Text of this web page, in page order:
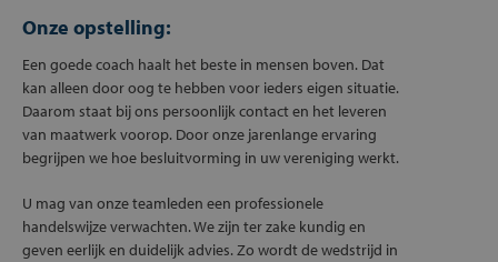
Onze opstelling:
Een goede coach haalt het beste in mensen boven. Dat
kan alleen door oog te hebben voor ieders eigen situatie.
Daarom staat bij ons persoonlijk contact en het leveren
van maatwerk voorop. Door onze jarenlange ervaring
begrijpen we hoe besluitvorming in uw vereniging werkt.
U mag van onze teamleden een professionele
handelswijze verwachten. We zijn ter zake kundig en
geven eerlijk en duidelijk advies. Zo wordt de wedstrijd in